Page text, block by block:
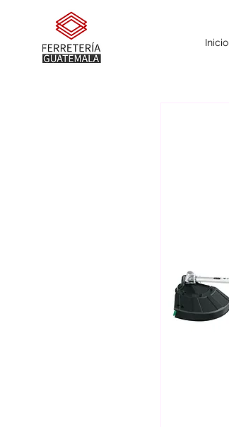
Inicio